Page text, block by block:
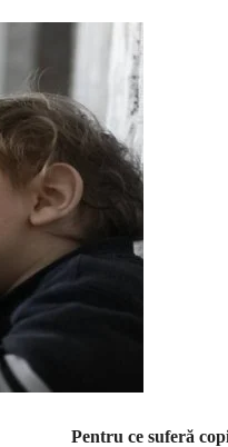
Pentru ce suferă